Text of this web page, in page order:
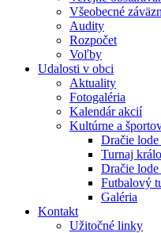
Všeobecné
Audity
Rozpočet
Voľby
Udalosti v obci
Aktuality
Fotogaléria
Kalendár akcií
Kultúrne a
Dračie
Turnaj
Dračie
Futbalový
Galéria
Kontakt
Užitočné linky